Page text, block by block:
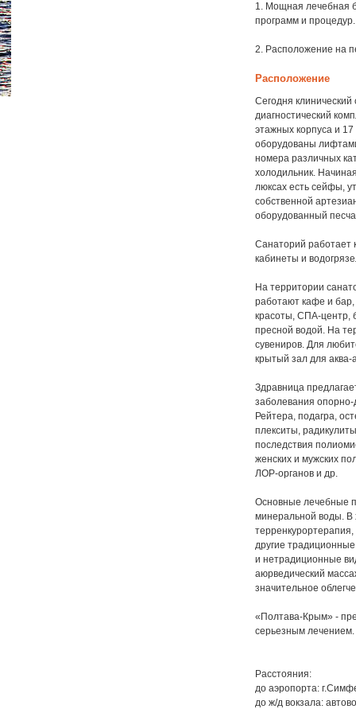
1. Мощная лечебная
программ и процедур.
2. Расположение на
Расположение
Сегодня
диагностический
этажных корпуса и
оборудованы
номера различных
холодильник.
люксах есть сейфы,
собственной
оборудованный
Санаторий работает
кабинеты и
На территории
работают кафе и бар,
красоты, СПА-центр,
пресной водой. На
сувениров. Для
крытый зал для
Здравница
заболевания опорно-
Рейтера, подагра,
плекситы,
последствия
женских и мужских
ЛОР-органов и др.
Основные лечебные
минеральной воды. В
другие
и нетрадиционные
аюрведический
значительное
«Полтава-Крым» -
серьезным
Расстояния:
до аэропорта:
до ж/д вокзала: